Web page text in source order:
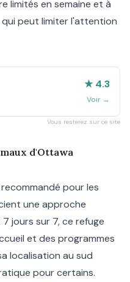
limités en semaine et à
qui peut limiter l'attention
★ 4.3
Voir →
Vous resterez sur ce site
d'Ottawa
pour les
une approche
jours sur 7, ce refuge
et des programmes
localisation au sud
pour certains.